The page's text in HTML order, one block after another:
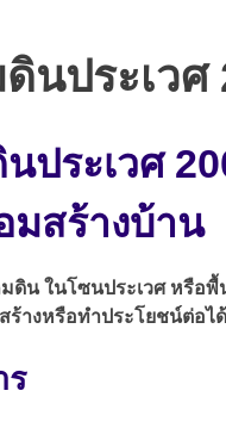
นประเวศ
ประเวศ
มสร้างบ้าน
น ในโซนประเวศ หรือพื้
ร้างหรือทำประโยชน์ต่อไ
ร